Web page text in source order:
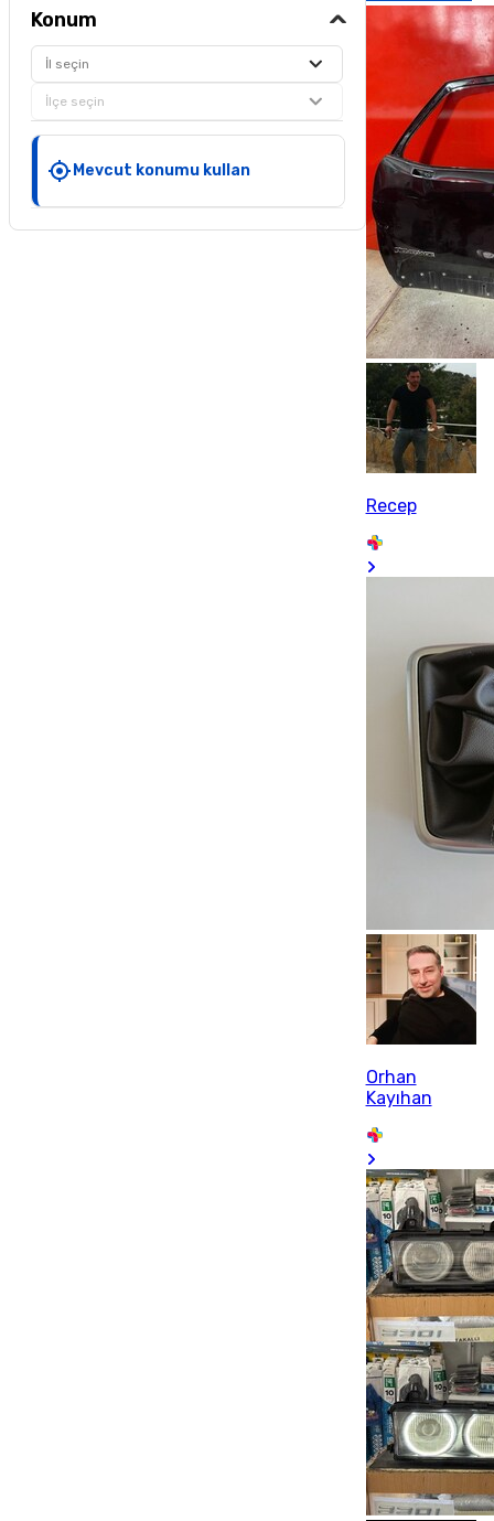
Konum
İl seçin
İlçe seçin
Mevcut konumu kullan
Recep
Orhan
Kayıhan